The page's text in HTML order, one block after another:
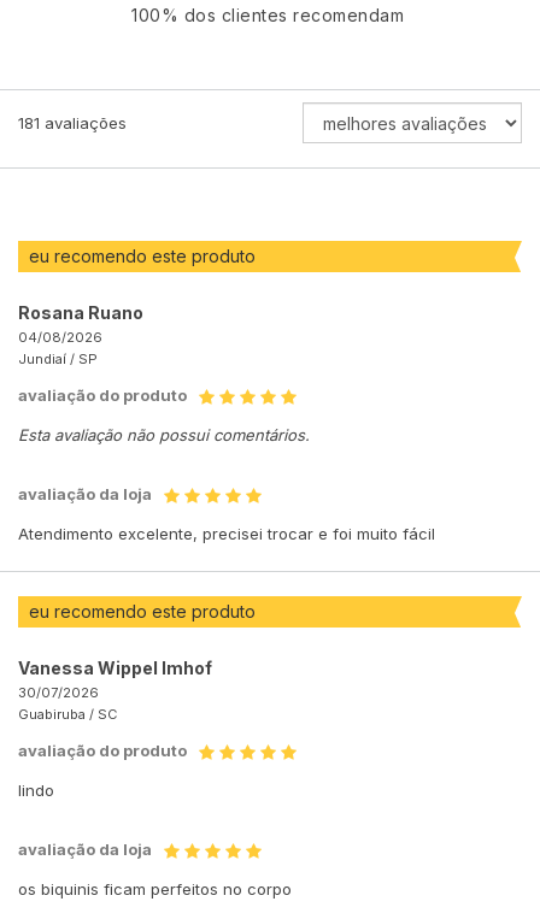
100% dos clientes recomendam
181 avaliações
ORDENAR
eu recomendo este produto
Rosana Ruano
04/08/2026
Jundiaí / SP
avaliação do produto
Esta avaliação não possui comentários.
avaliação da loja
Atendimento excelente, precisei trocar e foi muito fácil
eu recomendo este produto
Vanessa Wippel Imhof
30/07/2026
Guabiruba / SC
avaliação do produto
lindo
avaliação da loja
os biquinis ficam perfeitos no corpo